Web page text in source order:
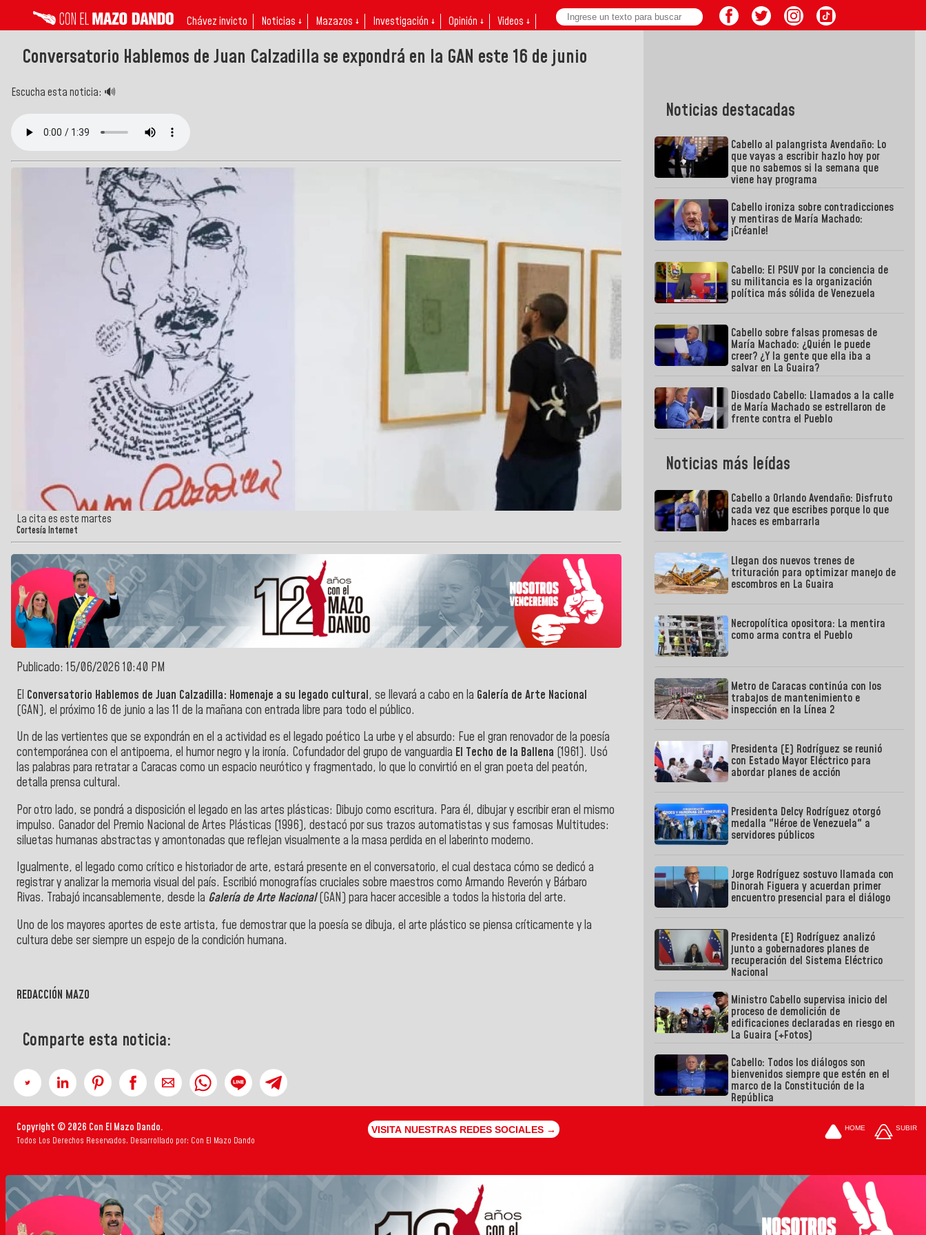
Chávez invicto Noticias ↓ Mazazos ↓ Investigación ↓ Opinión ↓ Videos ↓
Conversatorio Hablemos de Juan Calzadilla se expondrá en la GAN este 16 de junio
Escucha esta noticia: 🔊
La cita es este martes
Cortesía Internet
Publicado: 15/06/2026 10:40 PM
El Conversatorio Hablemos de Juan Calzadilla: Homenaje a su legado cultural, se llevará a cabo en la Galería de Arte Nacional
(GAN), el próximo 16 de junio a las 11 de la mañana con entrada libre para todo el público.
Un de las vertientes que se expondrán en el a actividad es el legado poético La urbe y el absurdo: Fue el gran renovador de la poesía
contemporánea con el antipoema, el humor negro y la ironía. Cofundador del grupo de vanguardia El Techo de la Ballena (1961). Usó
las palabras para retratar a Caracas como un espacio neurótico y fragmentado, lo que lo convirtió en el gran poeta del peatón,
detalla prensa cultural.
Por otro lado, se pondrá a disposición el legado en las artes plásticas: Dibujo como escritura. Para él, dibujar y escribir eran el mismo
impulso. Ganador del Premio Nacional de Artes Plásticas (1996), destacó por sus trazos automatistas y sus famosas Multitudes:
siluetas humanas abstractas y amontonadas que reflejan visualmente a la masa perdida en el laberinto moderno.
Igualmente, el legado como crítico e historiador de arte, estará presente en el conversatorio, el cual destaca cómo se dedicó a
registrar y analizar la memoria visual del país. Escribió monografías cruciales sobre maestros como Armando Reverón y Bárbaro
Rivas. Trabajó incansablemente, desde la Galería de Arte Nacional(GAN) para hacer accesible a todos la historia del arte.
Uno de los mayores aportes de este artista, fue demostrar que la poesía se dibuja, el arte plástico se piensa críticamente y la
cultura debe ser siempre un espejo de la condición humana.
REDACCIÓN MAZO
Comparte esta noticia:
Noticias destacadas
Cabello al palangrista Avendaño: Lo
que vayas a escribir hazlo hoy por
que no sabemos si la semana que
viene hay programa
Cabello ironiza sobre contradicciones
y mentiras de María Machado:
¡Créanle!
Cabello: El PSUV por la conciencia de
su militancia es la organización
política más sólida de Venezuela
Cabello sobre falsas promesas de
María Machado: ¿Quién le puede
creer? ¿Y la gente que ella iba a
salvar en La Guaira?
Diosdado Cabello: Llamados a la calle
de María Machado se estrellaron de
frente contra el Pueblo
Noticias más leídas
Cabello a Orlando Avendaño: Disfruto
cada vez que escribes porque lo que
haces es embarrarla
Llegan dos nuevos trenes de
trituración para optimizar manejo de
escombros en La Guaira
Necropolítica opositora: La mentira
como arma contra el Pueblo
Metro de Caracas continúa con los
trabajos de mantenimiento e
inspección en la Línea 2
Presidenta (E) Rodríguez se reunió
con Estado Mayor Eléctrico para
abordar planes de acción
Presidenta Delcy Rodríguez otorgó
medalla "Héroe de Venezuela" a
servidores públicos
Jorge Rodríguez sostuvo llamada con
Dinorah Figuera y acuerdan primer
encuentro presencial para el diálogo
Presidenta (E) Rodríguez analizó
junto a gobernadores planes de
recuperación del Sistema Eléctrico
Nacional
Ministro Cabello supervisa inicio del
proceso de demolición de
edificaciones declaradas en riesgo en
La Guaira (+Fotos)
Cabello: Todos los diálogos son
bienvenidos siempre que estén en el
marco de la Constitución de la
República
Copyright © 2026 Con El Mazo Dando.
Todos Los Derechos Reservados. Desarrollado por: Con El Mazo Dando
VISITA NUESTRAS REDES SOCIALES → HOME SUBIR